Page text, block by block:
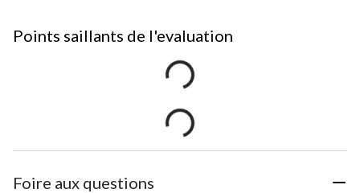
Points saillants de l'evaluation
Foire aux questions